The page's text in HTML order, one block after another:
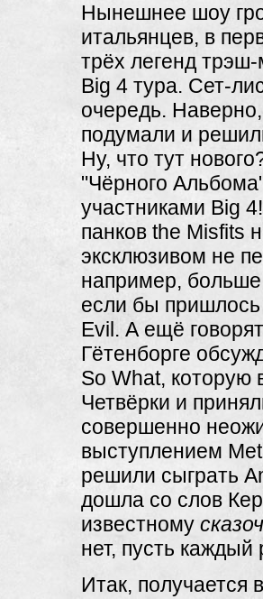
Нынешнее шоу
итальянцев, в
трёх легенд
Big 4 тура. Сет-
очередь.
подумали и
Ну, что тут
"Чёрного
участниками Big
панков the Misfits
эксклюзивом не
например,
если бы
Evil. А ещё
Гётенборге
So What,
Четвёрки и
совершенно
выступлением
решили сыграть
дошла со слов
известному
нет, пусть
Итак, получается